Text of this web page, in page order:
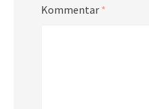
Kommentar *